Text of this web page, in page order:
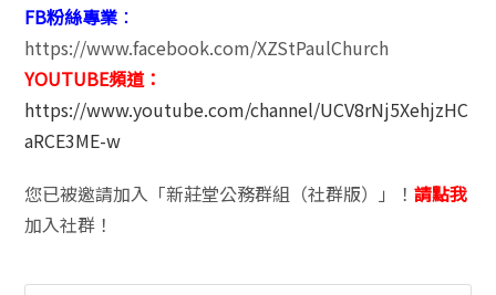
FB粉絲專業 ：
https://www.facebook.com/XZStPaulChurch
YOUTUBE頻道：
https://www.youtube.com/channel/UCV8rNj5XehjzHC
aRCE3ME-w
您已被邀請加入「新莊堂公務群組（社群版）」！請點我
加入社群！